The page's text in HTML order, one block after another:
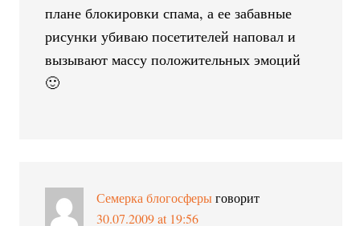
плане блокировки спама, а ее забавные
рисунки убиваю посетителей наповал и
вызывают массу положительных эмоций
🙂
Семерка блогосферы говорит
30.07.2009 at 19:56